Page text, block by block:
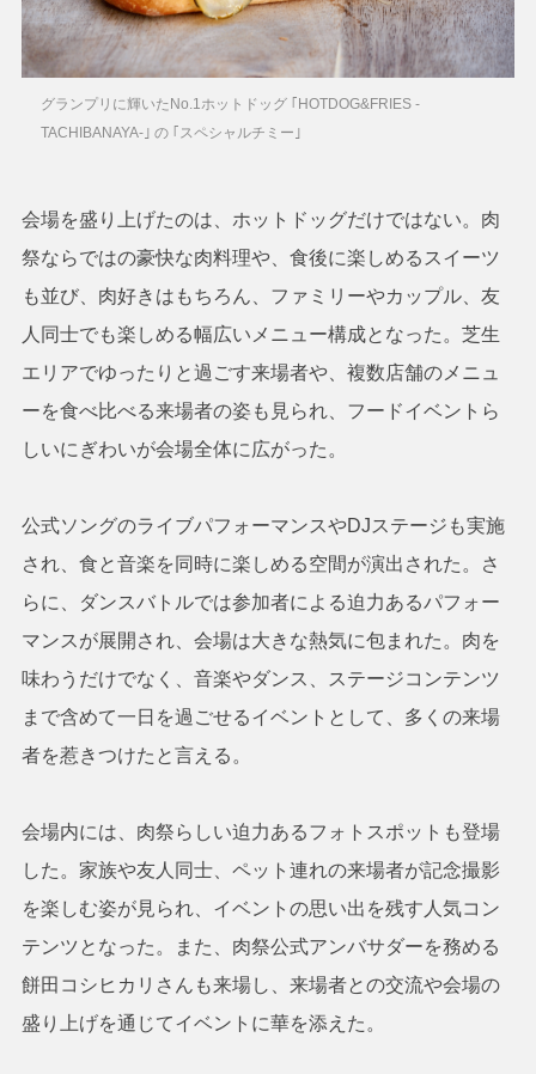
グランプリに輝いたNo.1ホットドッグ ｢HOTDOG&FRIES -
TACHIBANAYA-｣ の ｢スペシャルチミー｣
会場を盛り上げたのは、ホットドッグだけではない。肉
祭ならではの豪快な肉料理や、食後に楽しめるスイーツ
も並び、肉好きはもちろん、ファミリーやカップル、友
人同士でも楽しめる幅広いメニュー構成となった。芝生
エリアでゆったりと過ごす来場者や、複数店舗のメニュ
ーを食べ比べる来場者の姿も見られ、フードイベントら
しいにぎわいが会場全体に広がった。
公式ソングのライブパフォーマンスやDJステージも実施
され、食と音楽を同時に楽しめる空間が演出された。さ
らに、ダンスバトルでは参加者による迫力あるパフォー
マンスが展開され、会場は大きな熱気に包まれた。肉を
味わうだけでなく、音楽やダンス、ステージコンテンツ
まで含めて一日を過ごせるイベントとして、多くの来場
者を惹きつけたと言える。
会場内には、肉祭らしい迫力あるフォトスポットも登場
した。家族や友人同士、ペット連れの来場者が記念撮影
を楽しむ姿が見られ、イベントの思い出を残す人気コン
テンツとなった。また、肉祭公式アンバサダーを務める
餅田コシヒカリさんも来場し、来場者との交流や会場の
盛り上げを通じてイベントに華を添えた。